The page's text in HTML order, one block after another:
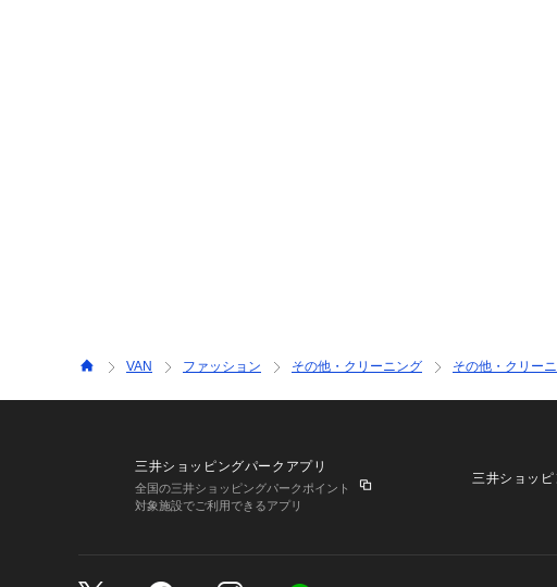
VAN ファッション その他・クリーニング その他・クリー
三井ショッピングパークアプリ
全国の三井ショッピングパークポイント
対象施設でご利用できるアプリ
三井ショッ